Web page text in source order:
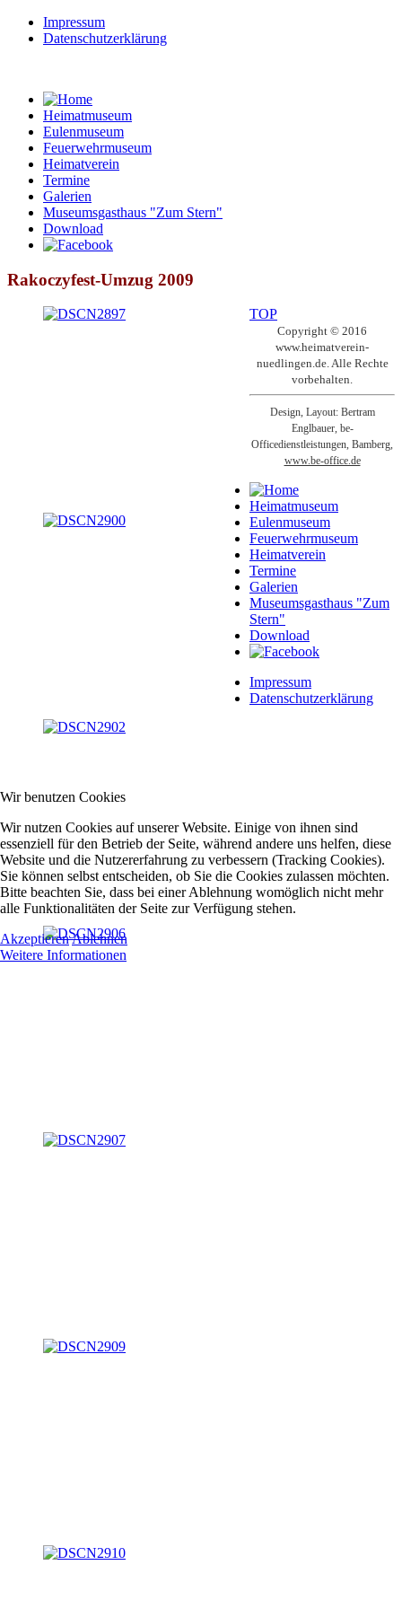
Impressum
Datenschutzerklärung
Heimatmuseum
Eulenmuseum
Feuerwehrmuseum
Heimatverein
Termine
Galerien
Museumsgasthaus "Zum Stern"
Download
Rakoczyfest-Umzug 2009
TOP
Copyright © 2016
www.heimatverein-
nuedlingen.de. Alle Rechte
vorbehalten.
Design, Layout: Bertram
Englbauer, be-
Officedienstleistungen, Bamberg,
www.be-office.de
Heimatmuseum
Eulenmuseum
Feuerwehrmuseum
Heimatverein
Termine
Galerien
Museumsgasthaus "Zum
Stern"
Download
Impressum
Datenschutzerklärung
Wir benutzen Cookies
Wir nutzen Cookies auf unserer Website. Einige von ihnen sind
essenziell für den Betrieb der Seite, während andere uns helfen, diese
Website und die Nutzererfahrung zu verbessern (Tracking Cookies).
Sie können selbst entscheiden, ob Sie die Cookies zulassen möchten.
Bitte beachten Sie, dass bei einer Ablehnung womöglich nicht mehr
alle Funktionalitäten der Seite zur Verfügung stehen.
AkzeptierenAblehnen
Weitere Informationen